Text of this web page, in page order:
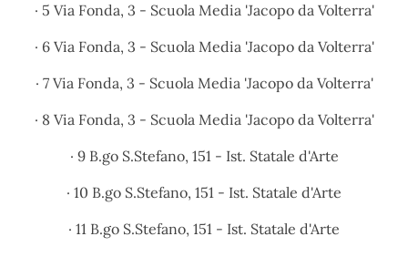
· 5 Via Fonda, 3 - Scuola Media 'Jacopo da Volterra'
· 6 Via Fonda, 3 - Scuola Media 'Jacopo da Volterra'
· 7 Via Fonda, 3 - Scuola Media 'Jacopo da Volterra'
· 8 Via Fonda, 3 - Scuola Media 'Jacopo da Volterra'
· 9 B.go S.Stefano, 151 - Ist. Statale d'Arte
· 10 B.go S.Stefano, 151 - Ist. Statale d'Arte
· 11 B.go S.Stefano, 151 - Ist. Statale d'Arte